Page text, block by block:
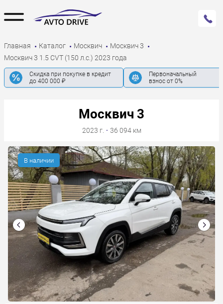
Главная Каталог Москвич
Москвич 3
Москвич 3 1.5 CVT (150 л.с.) 2023 года
Скидка при покупке в кредит
до 400 000 ₽
Первоначальный
взнос от 0%
Москвич 3
2023 г. · 36 094 км
В наличии